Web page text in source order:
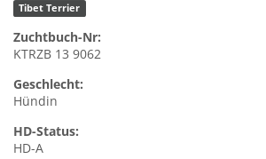
Tibet Terrier
Zuchtbuch-Nr:
KTRZB 13 9062
Geschlecht:
Hündin
HD-Status:
HD-A